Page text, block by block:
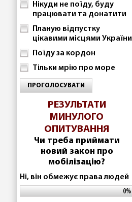
Нікуди не поїду, буду
працювати та донатити
Планую відпустку
цікавими місцями України
Поїду за кордон
Тільки мрію про море
ПРОГОЛОСУВАТИ
РЕЗУЛЬТАТИ
МИНУЛОГО
ОПИТУВАННЯ
Чи треба приймати
новий закон про
мобілізацію?
Ні, він обмежує права людей
0%